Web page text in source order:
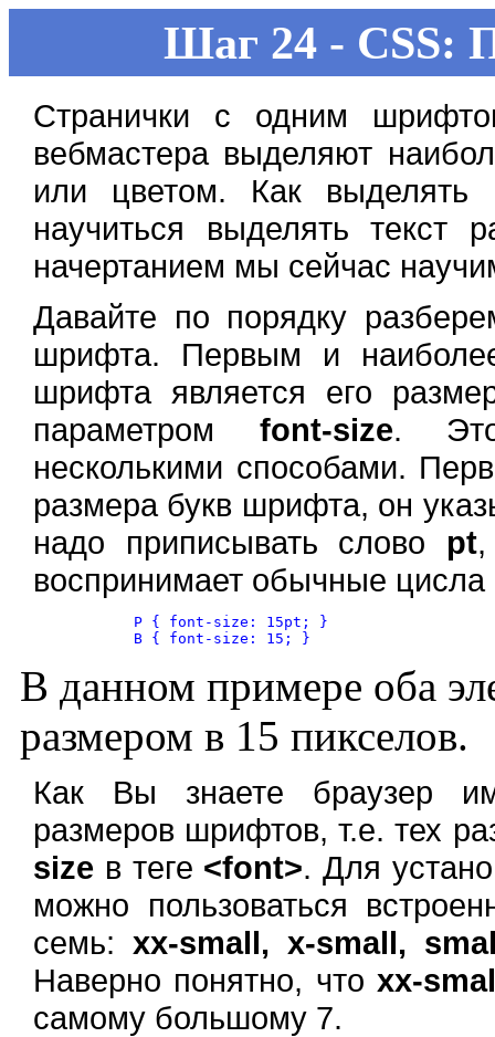
Шаг 24 - CSS:
Странички с одним
вебмастера выделяют
или цветом. Как
научиться выделять
начертанием мы сейчас
Давайте по порядку
шрифта. Первым и
шрифта является его
параметром font-size.
несколькими способами.
размера букв шрифта, он
надо приписывать слово pt,
воспринимает обычные цисла
В данном примере оба
размером в 15 пикселов.
Как Вы знаете браузер
размеров шрифтов, т.е. тех
size в теге <font>. Для
можно пользоваться
семь:xx-small, x-small,
Наверно понятно, что xx-
самому большому 7.